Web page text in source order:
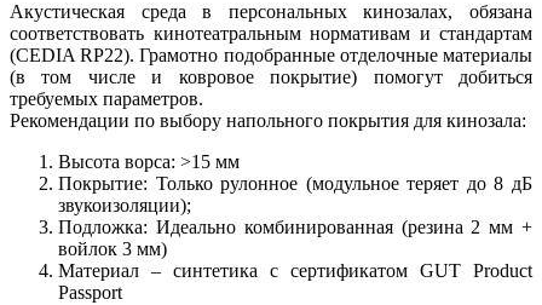
Акустическая среда в персональных кинозалах, обязана
соответствовать кинотеатральным нормативам и стандартам
(CEDIA RP22). Грамотно подобранные отделочные материалы
(в том числе и ковровое покрытие) помогут добиться
требуемых параметров.
Рекомендации по выбору напольного покрытия для кинозала:
Высота ворса: >15 мм
Покрытие: Только рулонное (модульное теряет до 8 дБ
звукоизоляции);
Подложка: Идеально комбинированная (резина 2 мм +
войлок 3 мм)
Материал – синтетика с сертификатом GUT Product
Passport